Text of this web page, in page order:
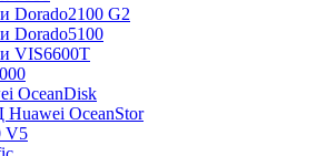
Dorado2100 G2
Dorado5100
VIS6600T
OceanDisk
OceanStor
V5